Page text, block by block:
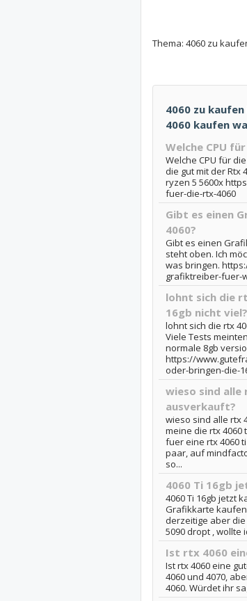
Thema: 4060 zu
4060 zu
4060 kaufen
Welche CPU
Welche CPU für
die gut mit der Rtx
ryzen 5 5600x
fuer-die-rtx-4060
Gibt es einen
4060?
Gibt es einen
steht oben. Ich
was bringen.
grafiktreiber-fuer-
lohnt sich die
16gb nicht viel?
lohnt sich die rtx
Viele Tests
normale 8gb
https://
oder-bringen-die-
wieso sind alle
ausverkauft?
wieso sind alle rtx
meine die rtx 4060
fuer eine rtx 4060
paar, auf
so...
4060 Ti 16gb
4060 Ti 16gb jetzt
Grafikkarte
derzeitige aber die
5090 dropt , wollte
Ist rtx 4060
Ist rtx 4060 eine
4060 und 4070,
4060. Würdet ihr